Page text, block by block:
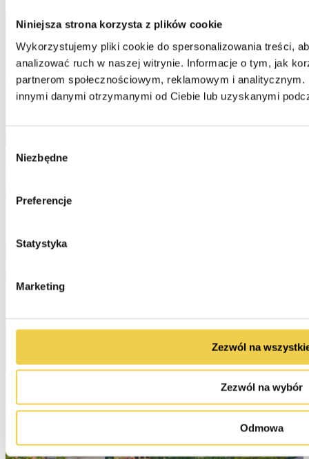
Niniejsza strona korzysta z plików cookie
Wykorzystujemy pliki cookie do spersonalizowania treści,
analizować ruch w naszej witrynie. Informacje o tym, jak
partnerom społecznościowym, reklamowym i
innymi danymi otrzymanymi od Ciebie lub uzyskanymi
zgody
Niezbędne
Preferencje
Statystyka
Marketing
Zezwól na
Zezwól na wybór
Odmowa